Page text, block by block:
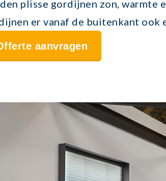
plisse gordijnen zon, warmte
er vanaf de buitenkant ook
aanvragen